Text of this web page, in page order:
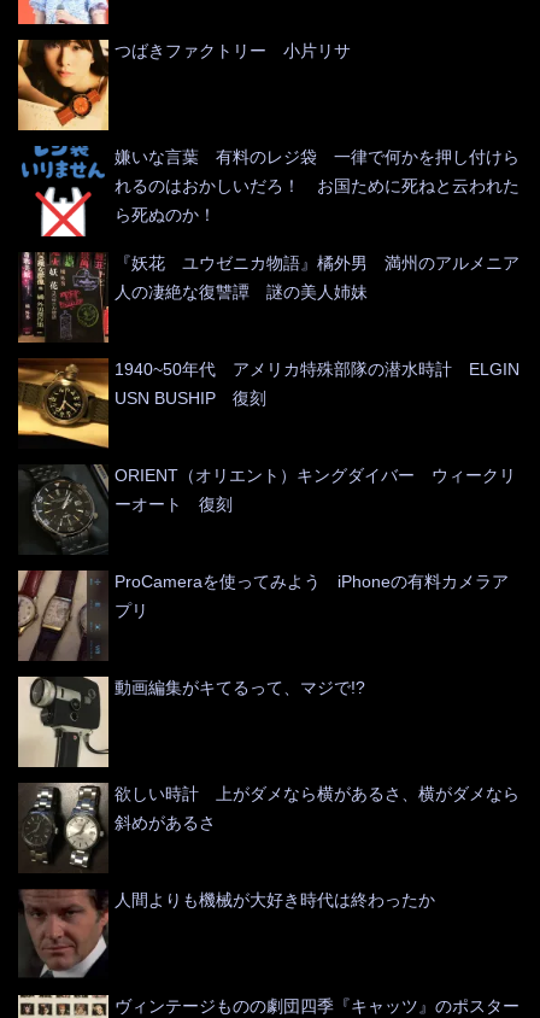
つばきファクトリー 小片リサ
嫌いな言葉 有料のレジ袋 一律で何かを押し付けら
れるのはおかしいだろ！ お国ために死ねと云われた
ら死ぬのか！
『妖花 ユウゼニカ物語』橘外男 満州のアルメニア
人の凄絶な復讐譚 謎の美人姉妹
1940~50年代 アメリカ特殊部隊の潜水時計 ELGIN
USN BUSHIP 復刻
ORIENT（オリエント）キングダイバー ウィークリ
ーオート 復刻
ProCameraを使ってみよう iPhoneの有料カメラア
プリ
動画編集がキてるって、マジで!?
欲しい時計 上がダメなら横があるさ、横がダメなら
斜めがあるさ
人間よりも機械が大好き時代は終わったか
ヴィンテージものの劇団四季『キャッツ』のポスター